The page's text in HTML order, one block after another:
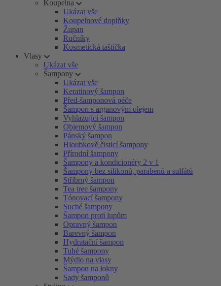
Koupelna
Ukázat vše
Koupelnové doplňky
Župan
Ručníky
Kosmetická taštička
Vlasy
Ukázat vše
Šampony
Ukázat vše
Keratinový šampon
Před-šamponová péče
Šampon s arganovým olejem
Vyhlazující šampon
Objemový šampon
Pánský šampon
Hloubkově čisticí šampony
Přírodní šampony
Šampony a kondicionéry 2 v 1
Šampony bez silikonů, parabenů a sulfátů
Stříbrný šampon
Tea tree šampony
Tónovací šampony
Suché šampony
Šampon proti lupům
Opravný šampon
Barevný šampon
Hydratační šampon
Tuhé šampony
Mýdlo na vlasy
Šampon na lokny
Sady šamponů